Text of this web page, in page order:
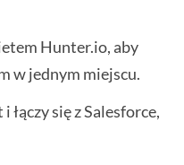
Hunter.io, aby
w jednym miejscu.
łączy się z Salesforce,